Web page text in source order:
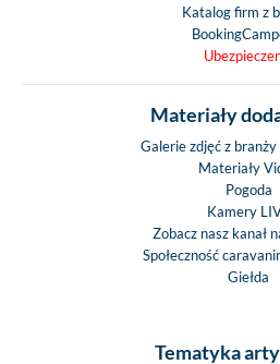
Katalog firm z
Materiały
Galerie zdjęć z
Materiały
Pogoda
Kamery
Zobacz nasz kanał
Społeczność
Giełda
Tematyka